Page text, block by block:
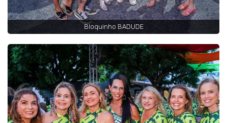
Bloquinho BADUDE